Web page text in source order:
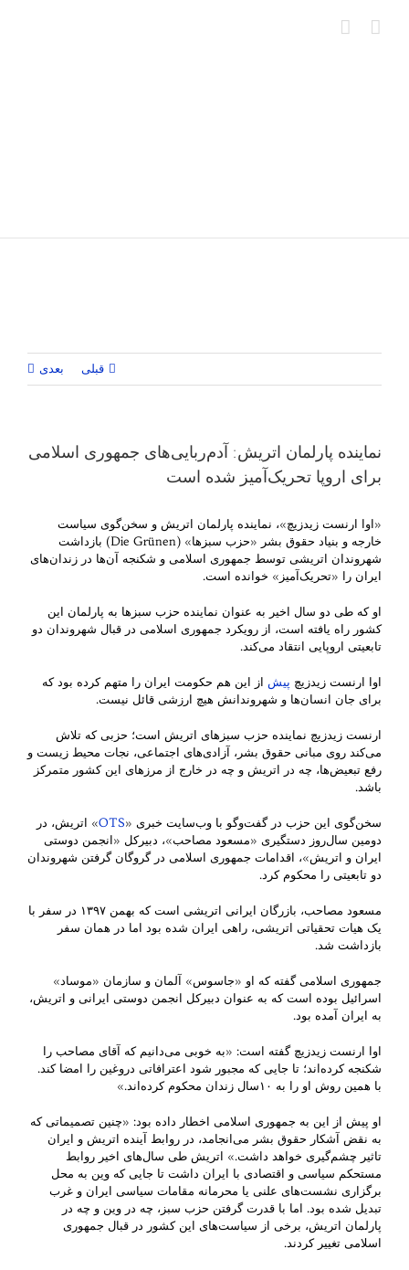
قبلی بعدی
نماینده پارلمان اتریش: آدم‌ربایی‌های جمهوری اسلامی
برای اروپا تحریک‌آمیز شده است
«اوا ارنست زیدزیچ»، نماینده پارلمان اتریش و سخن‌گوی سیاست
خارجه و بنیاد حقوق بشر «حزب سبزها» (Die Grünen) بازداشت
شهروندان اتریشی توسط جمهوری اسلامی و شکنجه آن‌ها در زندان‌های
ایران را «تحریک‌آمیز» خوانده است.
او که طی دو سال اخیر به عنوان نماینده حزب سبزها به پارلمان این
کشور راه یافته است، از رویکرد جمهوری اسلامی در قبال شهروندان دو
تابعیتی اروپایی انتقاد می‌کند.
اوا ارنست زیدزیچ پیش از این هم حکومت ایران را متهم کرده بود که
برای جان انسان‌ها و شهروندانش هیچ ارزشی قائل نیست.
ارنست زیدزیچ نماینده حزب سبزهای اتریش است؛ حزبی که تلاش
می‌کند روی مبانی حقوق بشر، آزادی‌های اجتماعی، نجات محیط زیست و
رفع تبعیض‌ها، چه در اتریش و چه در خارج از مرزهای این کشور متمرکز
باشد.
سخن‌گوی این حزب در گفت‌وگو با وب‌سایت خبری «OTS» اتریش، در
دومین سال‌روز دستگیری «مسعود مصاحب»، دبیرکل «انجمن دوستی
ایران و اتریش»، اقدامات جمهوری اسلامی در گروگان گرفتن شهروندان
دو تابعیتی را محکوم کرد.
مسعود مصاحب، بازرگان ایرانی اتریشی است که بهمن ۱۳۹۷ در سفر با
یک هیات تحقیاتی اتریشی، راهی ایران شده بود اما در همان سفر
بازداشت شد.
جمهوری اسلامی گفته که او «جاسوس» آلمان و سازمان «موساد»
اسرائیل بوده است که به عنوان دبیرکل انجمن دوستی ایرانی و اتریش،
به ایران آمده بود.
اوا ارنست زیدزیچ گفته است: «به خوبی می‌دانیم که آقای مصاحب را
شکنجه کرده‌اند؛ تا جایی که مجبور شود اعترافاتی دروغین را امضا کند.
با همین روش او را به ۱۰سال زندان محکوم کرده‌اند.»
او پیش از این به جمهوری اسلامی اخطار داده بود: «چنین تصمیماتی که
به نقض آشکار حقوق بشر می‌انجامد، در روابط آینده اتریش و ایران
تاثیر چشم‌گیری خواهد داشت.» اتریش طی سال‌های اخیر روابط
مستحکم سیاسی و اقتصادی با ایران داشت تا جایی که وین به محل
برگزاری نشست‌‌های علنی یا محرمانه مقامات سیاسی ایران و غرب
تبدیل شده بود. اما با قدرت گرفتن حزب سبز، چه در وین و چه در
پارلمان اتریش، برخی از سیاست‌های این کشور در قبال جمهوری
اسلامی تغییر کردند.